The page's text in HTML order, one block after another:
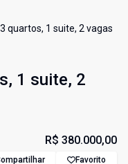
quartos, 1 suite, 2 vagas
1 suite, 2
R$ 380.000,00
Favorito